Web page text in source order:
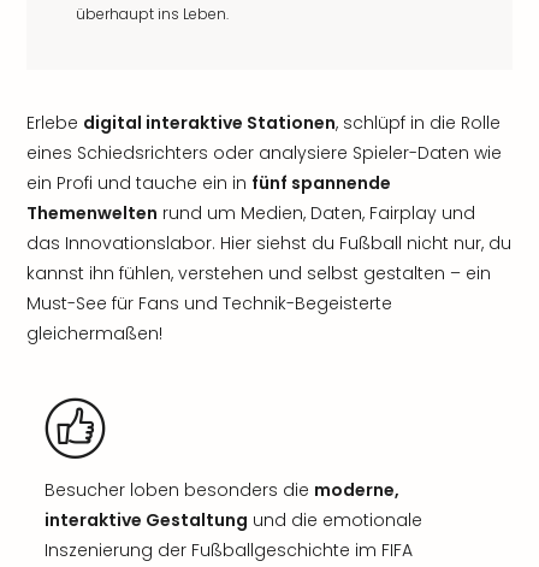
überhaupt ins Leben.
Erlebe digital interaktive Stationen, schlüpf in die Rolle
eines Schiedsrichters oder analysiere Spieler-Daten wie
ein Profi und tauche ein in fünf spannende
Themenwelten rund um Medien, Daten, Fairplay und
das Innovationslabor. Hier siehst du Fußball nicht nur, du
kannst ihn fühlen, verstehen und selbst gestalten – ein
Must-See für Fans und Technik-Begeisterte
gleichermaßen!
Besucher loben besonders die moderne,
interaktive Gestaltung und die emotionale
Inszenierung der Fußballgeschichte im FIFA